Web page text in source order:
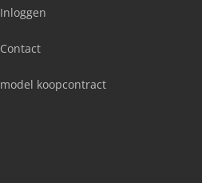
Inloggen
Contact
model koopcontract